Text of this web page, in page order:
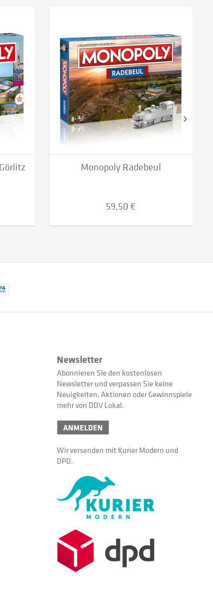
Monopoly Radebeul
59,50 €
Newsletter
Abonnieren Sie den kostenlosen
Newsletter und verpassen Sie keine
Neuigkeiten, Aktionen oder Gewinnspiele
mehr von DDV Lokal.
ANMELDEN
Wir versenden mit Kurier Modern und
DPD.